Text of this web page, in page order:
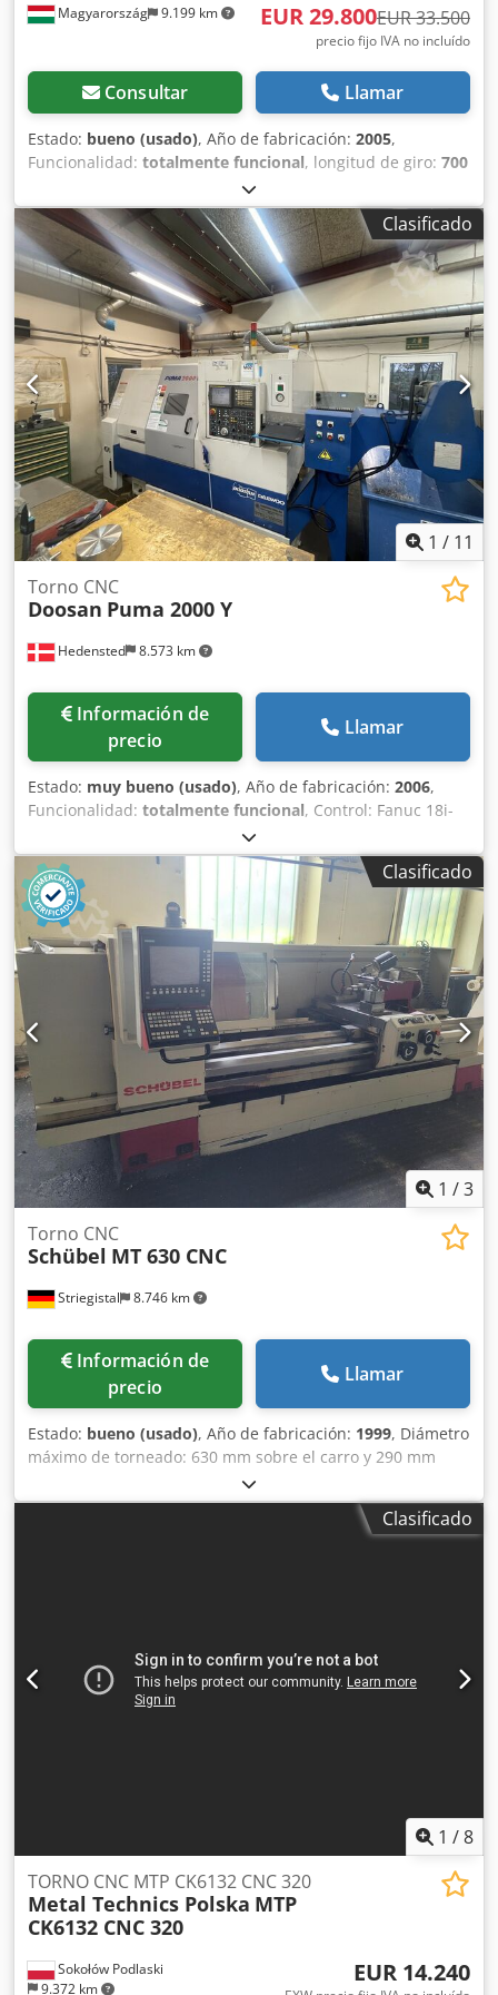
Magyarország 9.199 km EUR 29.800EUR 33.500
precio fijo IVA no incluído
Consultar Llamar
Estado: bueno (usado), Año de fabricación: 2005,
Funcionalidad: totalmente funcional, longitud de giro: 700
210 mm
(máx.):5.000 rpm, peso total:7.000 kg, Equipamiento:
ajuste continuo de la velocidad de rotación,
documentación / manual, Máx.: 210 mm Csdpfxezhwnrj
Ah Ujrf Diámetro de torneado en mesa: 400 mm Longitud
máxima de mecanizado: 700 mm Recorridos X/Z: 192/700
mm Recorrido en el eje W (contra el husillo): 730 mm Eje C:
0,001° Avance rápido X/Z: 30/32 m/min Velocidad del
husillo principal: 5000 rpm Motor: 11/7,5 kW 2 torretas: 12
posiciones Dimensiones de la máquina: 2700 x 2000 x 1980
mm Peso de la máquina: 7000 kg Equipamiento: 2 torretas
de 12 posiciones VDI 30 Herramienta de medición IRCO
SiMag
Clasificado
1 / 11
Hedensted 8.573 km
Torno CNC
Doosan Puma 2000 Y
Información de
precio
Llamar
Estado: muy bueno (usado), Año de fabricación: 2006,
Funcionalidad: totalmente funcional, Control: Fanuc 18i-
TB Diámetro máximo de torneado: 330 mm Longitud
máxima de torneado: 510 mm Diámetro máximo sobre
bancada: 330 mm Potencia del husillo: 11 kW – 4000 rpm
Número de torretas: 1 Número de herramientas: 12
Cjdpfxsx Ryrho Ah Usrf Herramientas motorizadas: Rango
de velocidad del husillo: 45–4500 rpm Recorrido del eje Y:
Normalmente alrededor de ±50 mm Potencia del husillo de
herramienta motorizada: 5,5 kW Peso de la máquina: 4.750
kg.
Clasificado
1 /3
Striegistal 8.746 km
Torno CNC
Schübel MT 630 CNC
Información de
precio
Llamar
Estado: bueno (usado), Año de fabricación: 1999, Diámetro
máximo de torneado: 630 mm sobre el carro y 290 mm
sobre el carro transversal. Rango de velocidad de giro: 8 -
3000 rpm. Potencia del motor: 28 kW. Peso de la máquina:
Clasificado
1 /8
Sokołów Podlaski
9.372 km
TORNO CNC MTP CK6132 CNC 320
Metal Technics Polska MTP
CK6132 CNC 320
EUR 14.240